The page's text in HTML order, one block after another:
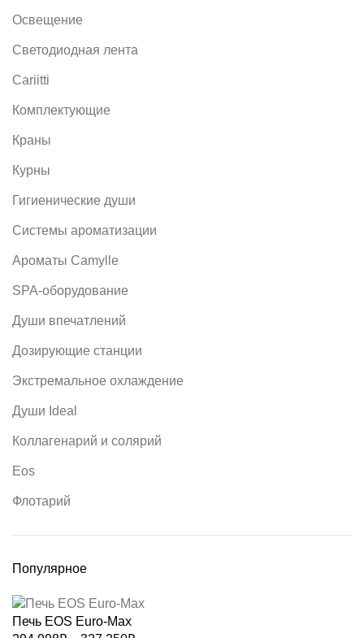
Освещение
Светодиодная лента
Cariitti
Комплектующие
Краны
Курны
Гигиенические души
Системы ароматизации
Ароматы Camylle
SPA-оборудование
Души впечатлений
Дозирующие станции
Экстремальное охлаждение
Души Ideal
Коллагенарий и солярий
Eos
Флотарий
Популярное
Печь EOS Euro-Max